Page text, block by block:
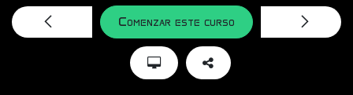
Comenzar este curso